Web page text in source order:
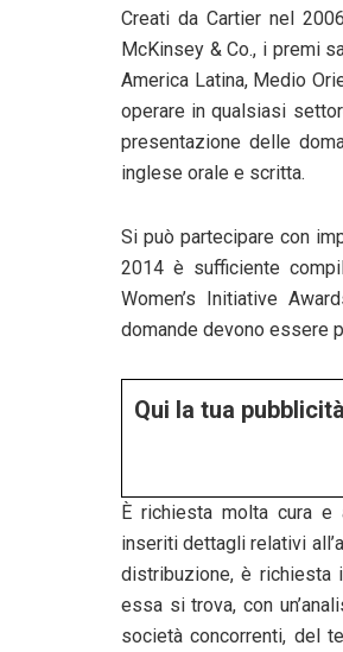
Creati da Cartier nel
McKinsey & Co., i premi
America Latina, Medio
operare in qualsiasi
presentazione delle
inglese orale e scritta.
Si può partecipare con
2014 è sufficiente
Women’s Initiative
domande devono essere
Qui la tua
È richiesta molta cura e
inseriti dettagli relativi
distribuzione, è richiesta
essa si trova, con
società concorrenti, del